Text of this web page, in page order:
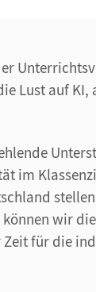
Lust auf KI,
im
stellen
wir
Zeit für die